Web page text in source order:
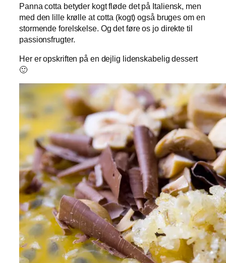
Panna cotta betyder kogt fløde det på Italiensk, men
med den lille krølle at cotta (kogt) også bruges om en
stormende forelskelse. Og det føre os jo direkte til
passionsfrugter.
Her er opskriften på en dejlig lidenskabelig dessert
🙂